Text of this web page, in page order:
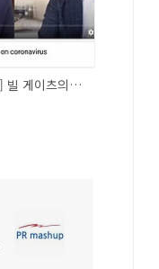
[유튜브 영상] 빌 게이츠의 코로나 팬데믹에 대한 인터뷰